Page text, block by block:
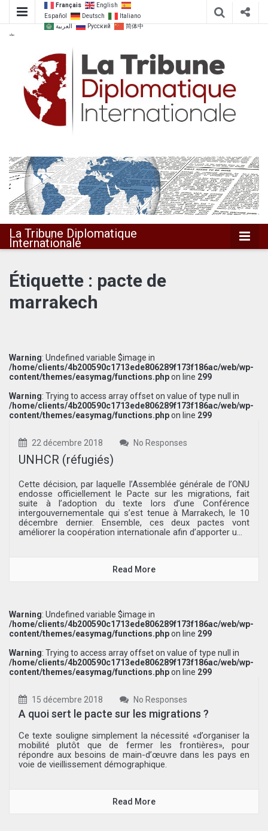
Français
English
Español
Deutsch
Italiano
العربية
Русский
简体中
文
La Tribune
Diplomatique
Internationale
La Tribune Diplomatique
Internationale
Étiquette : pacte de
marrakech
Warning: Undefined variable $image in
/home/clients/4b200590c1713ede806289f173f186ac/web/wp-
content/themes/easymag/functions.phpon line 299
Warning: Trying to access array offset on value of type null in
/home/clients/4b200590c1713ede806289f173f186ac/web/wp-
content/themes/easymag/functions.phpon line 299
22 décembre 2018 No Responses
UNHCR (réfugiés)
Cette décision, par laquelle l’Assemblée générale de l’ONU
endosse officiellement le Pacte sur les migrations, fait
suite à l’adoption du texte lors d’une Conférence
intergouvernementale qui s’est tenue à Marrakech, le 10
décembre dernier. Ensemble, ces deux pactes vont
améliorer la coopération internationale afin d’apporter u...
Read More
Warning: Undefined variable $image in
/home/clients/4b200590c1713ede806289f173f186ac/web/wp-
content/themes/easymag/functions.phpon line 299
Warning: Trying to access array offset on value of type null in
/home/clients/4b200590c1713ede806289f173f186ac/web/wp-
content/themes/easymag/functions.phpon line 299
15 décembre 2018 No Responses
A quoi sert le pacte sur les migrations ?
Ce texte souligne simplement la nécessité «d’organiser la
mobilité plutôt que de fermer les frontières», pour
répondre aux besoins de main-d’œuvre dans les pays en
voie de vieillissement démographique.
Read More